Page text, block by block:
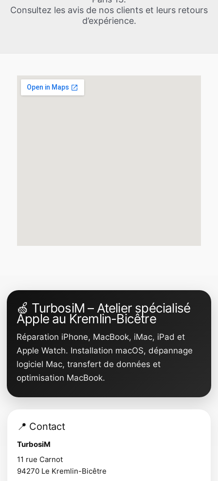
Consultez les avis de nos clients et leurs retours
d’expérience.
🍏 TurbosiM – Atelier spécialisé
Apple au Kremlin-Bicêtre
Réparation iPhone, MacBook, iMac, iPad et
Apple Watch. Installation macOS, dépannage
logiciel Mac, transfert de données et
optimisation MacBook.
📍 Contact
TurbosiM
11 rue Carnot
94270 Le Kremlin-Bicêtre